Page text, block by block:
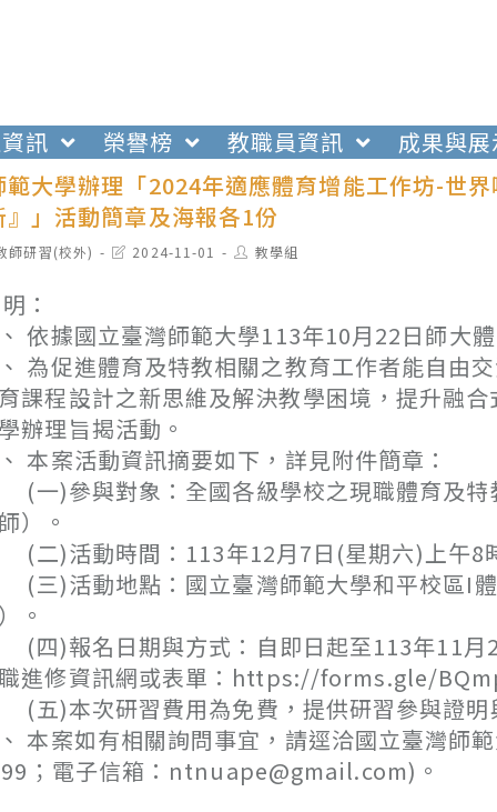
訊 榮譽榜 教職員資訊
成果與
範大學辦理「2024年適應體育增能工作坊-世
」活動簡章及海報各1份
師研習(校外)
Post2024-11-01
Post教學組
：
依據國立臺灣師範大學113年10月22日師大
為促進體育及特教相關之教育工作者能自由
課程設計之新思維及解決教學困境，提升融
辦理旨揭活動。
本案活動資訊摘要如下，詳見附件簡章：
)參與對象：全國各級學校之現職體育及特
）。
)活動時間：113年12月7日(星期六)上午8
)活動地點：國立臺灣師範大學和平校區I體
。
)報名日期與方式：自即日起至113年11月
進修資訊網或表單：https://forms.gle/
)本次研習費用為免費，提供研習參與證明
本案如有相關詢問事宜，請逕洽國立臺灣師
；電子信箱：ntnuape@gmail.com)。